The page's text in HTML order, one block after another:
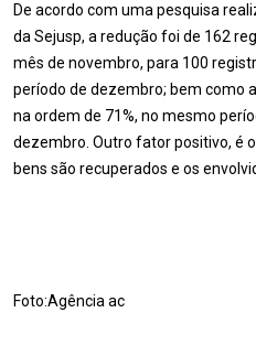
De acordo com uma pesquisa
da Sejusp, a redução foi de 162
mês de novembro, para 100
período de dezembro; bem como
na ordem de 71%, no mesmo
dezembro. Outro fator positivo, é
bens são recuperados e os
Foto:Agência ac